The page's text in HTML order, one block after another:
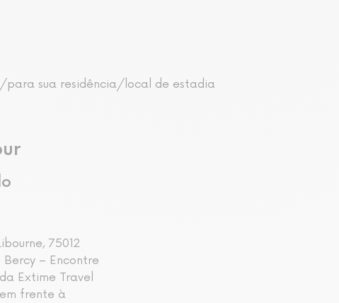
para sua residência/local de estadia
75012
Bercy – Encontre
Extime Travel
frente à